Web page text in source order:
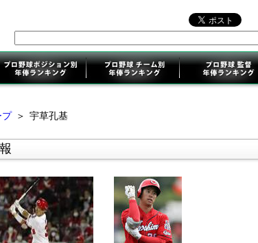
プ ＞ 宇草孔基